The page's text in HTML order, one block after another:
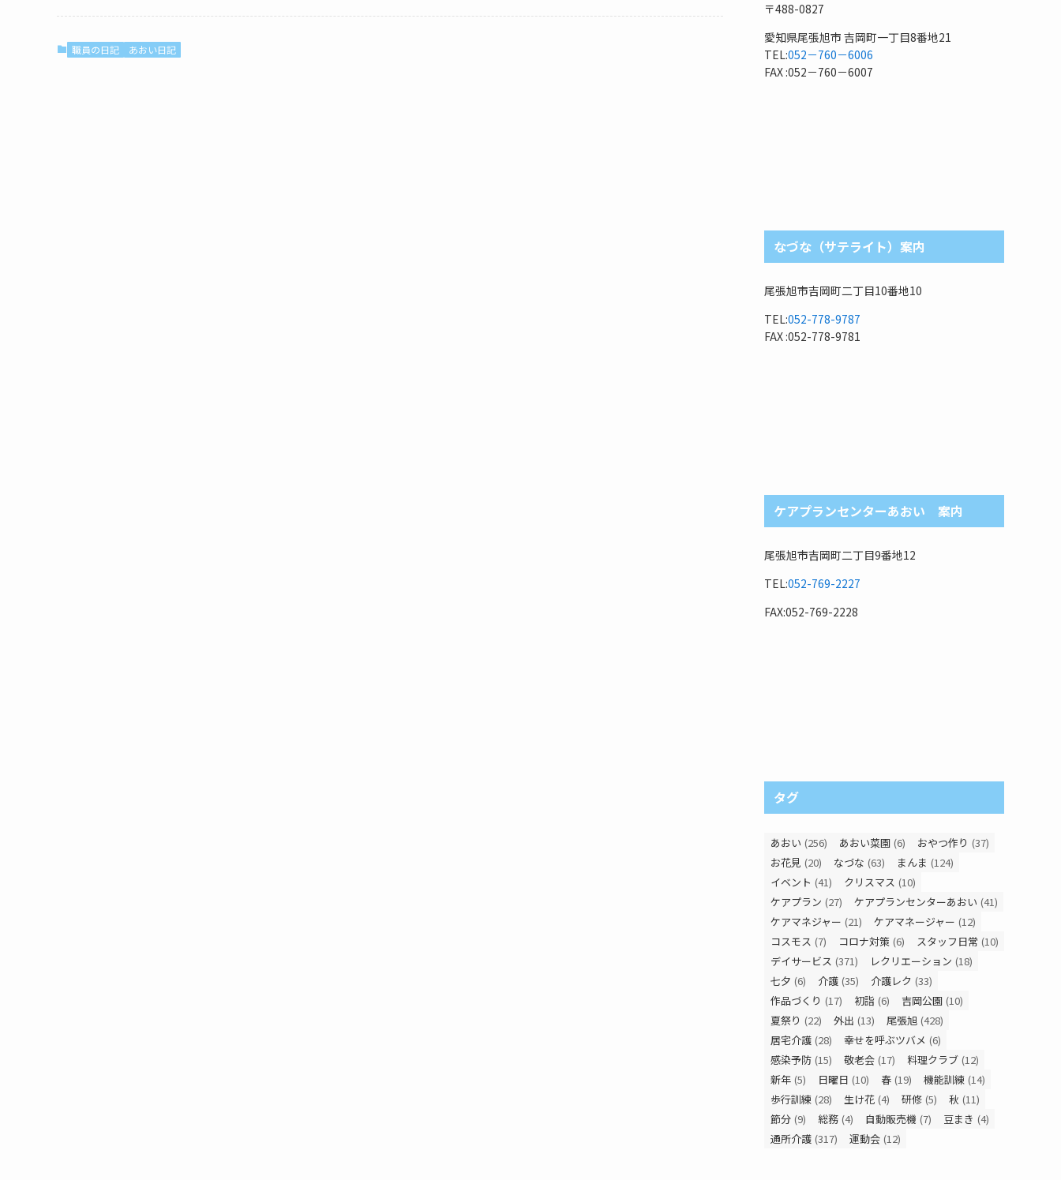
職員の日記 あおい日記
〒488-0827
愛知県尾張旭市 吉岡町一丁目8番地21
TEL:052－760－6006
FAX :052－760－6007
なづな（サテライト）案内
尾張旭市吉岡町二丁目10番地10
TEL:052-778-9787
FAX :052-778-9781
ケアプランセンターあおい 案内
尾張旭市吉岡町二丁目9番地12
TEL:052-769-2227
FAX:052-769-2228
タグ
あおい (256) あおい菜園 (6) おやつ作り (37)
お花見 (20) なづな (63) まんま (124)
イベント (41) クリスマス (10)
ケアプラン (27) ケアプランセンターあおい (41)
ケアマネジャー (21) ケアマネージャー (12)
コスモス (7) コロナ対策 (6) スタッフ日常 (10)
デイサービス (371) レクリエーション (18)
七夕 (6) 介護 (35) 介護レク (33)
作品づくり (17) 初詣 (6) 吉岡公園 (10)
夏祭り (22) 外出 (13) 尾張旭 (428)
居宅介護 (28) 幸せを呼ぶツバメ (6)
感染予防 (15) 敬老会 (17) 料理クラブ (12)
新年 (5) 日曜日 (10) 春 (19) 機能訓練 (14)
歩行訓練 (28) 生け花 (4) 研修 (5) 秋 (11)
節分 (9) 総務 (4) 自動販売機 (7) 豆まき (4)
通所介護 (317) 運動会 (12)